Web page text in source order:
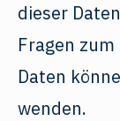
dieser
Fragen
Daten
wenden.